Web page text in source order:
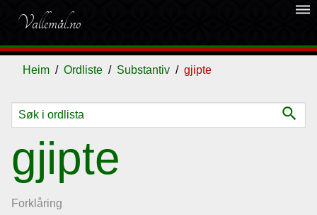
Vallemål.no
dehaze
Heim Ordliste Substantiv gjipte
search
gjipte
Forklåring
Ordliste
Om
vallemålet